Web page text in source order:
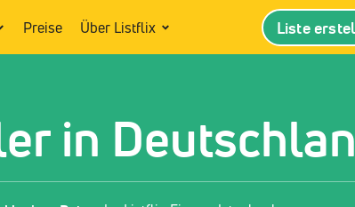
Preise Über Listflix Liste
in